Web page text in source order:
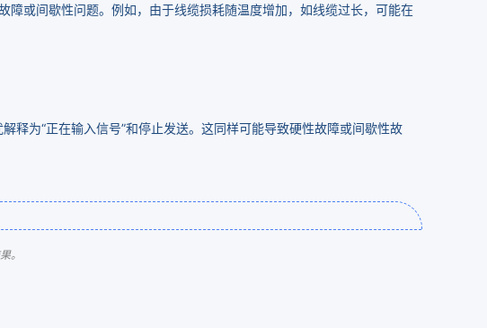
或间歇性问题。例如，由于线缆损耗随温度增加，如线缆过长，可能在
释为“正在输入信号”和停止发送。这同样可能导致硬性故障或间歇性故
。